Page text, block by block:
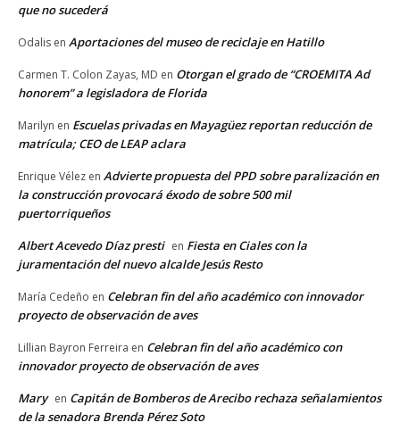
que no sucederá
Odalis en Aportaciones del museo de reciclaje en Hatillo
Carmen T. Colon Zayas, MD en Otorgan el grado de “CROEMITA Ad
honorem” a legisladora de Florida
Marilyn en Escuelas privadas en Mayagüez reportan reducción de
matrícula; CEO de LEAP aclara
Enrique Vélez en Advierte propuesta del PPD sobre paralización en
la construcción provocará éxodo de sobre 500 mil
puertorriqueños
Albert Acevedo Díaz presti en Fiesta en Ciales con la
juramentación del nuevo alcalde Jesús Resto
María Cedeño en Celebran fin del año académico con innovador
proyecto de observación de aves
Lillian Bayron Ferreira en Celebran fin del año académico con
innovador proyecto de observación de aves
Mary en Capitán de Bomberos de Arecibo rechaza señalamientos
de la senadora Brenda Pérez Soto